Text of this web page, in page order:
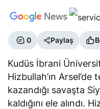
0 Paylaş
Kudüs İbrani
Hizbullah’ın
kazandığı savaşta
kaldığını ele alındı.